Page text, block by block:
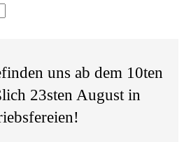
uns ab dem 10ten
23sten August in